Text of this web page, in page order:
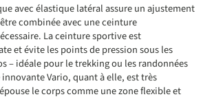
avec élastique latéral assure un ajustement
combinée avec une ceinture
La ceinture sportive est
et évite les points de pression sous les
– idéale pour le trekking ou les randonnées
Vario, quant à elle, est très
le corps comme une zone flexible et